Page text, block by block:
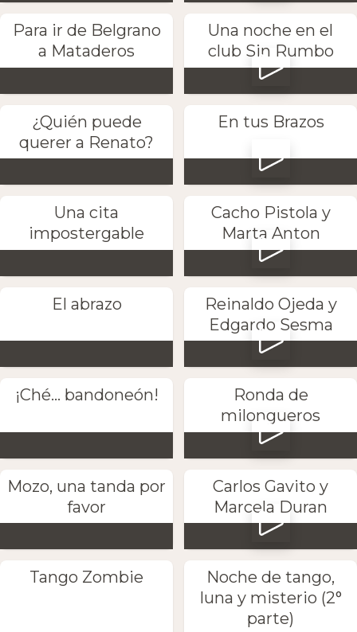
Para ir de Belgrano
a Mataderos
Una noche en el
club Sin Rumbo
¿Quién puede
querer a Renato?
En tus Brazos
Una cita
impostergable
Cacho Pistola y
Marta Anton
El abrazo
Reinaldo Ojeda y
Edgardo Sesma
¡Ché... bandoneón!
Ronda de
milongueros
Mozo, una tanda por
favor
Carlos Gavito y
Marcela Duran
Tango Zombie
Noche de tango,
luna y misterio (2°
parte)